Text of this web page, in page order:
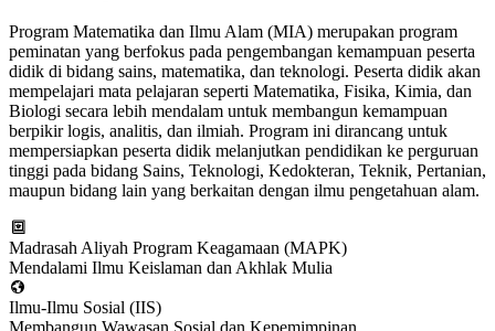
Program Matematika dan Ilmu Alam (MIA) merupakan program
peminatan yang berfokus pada pengembangan kemampuan peserta
didik di bidang sains, matematika, dan teknologi. Peserta didik akan
mempelajari mata pelajaran seperti Matematika, Fisika, Kimia, dan
Biologi secara lebih mendalam untuk membangun kemampuan
berpikir logis, analitis, dan ilmiah. Program ini dirancang untuk
mempersiapkan peserta didik melanjutkan pendidikan ke perguruan
tinggi pada bidang Sains, Teknologi, Kedokteran, Teknik, Pertanian,
maupun bidang lain yang berkaitan dengan ilmu pengetahuan alam.
Madrasah Aliyah Program Keagamaan (MAPK)
Mendalami Ilmu Keislaman dan Akhlak Mulia
Ilmu-Ilmu Sosial (IIS)
Membangun Wawasan Sosial dan Kepemimpinan